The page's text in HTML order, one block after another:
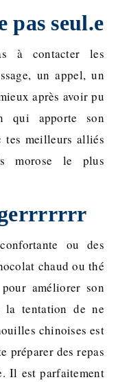
pas seul.e
à contacter les
un appel, un
après avoir pu
qui apporte son
tes meilleurs alliés
morose le plus
ou des
chaud ou thé
améliorer son
la tentation de ne
chinoises est
préparer des repas
Il est parfaitement